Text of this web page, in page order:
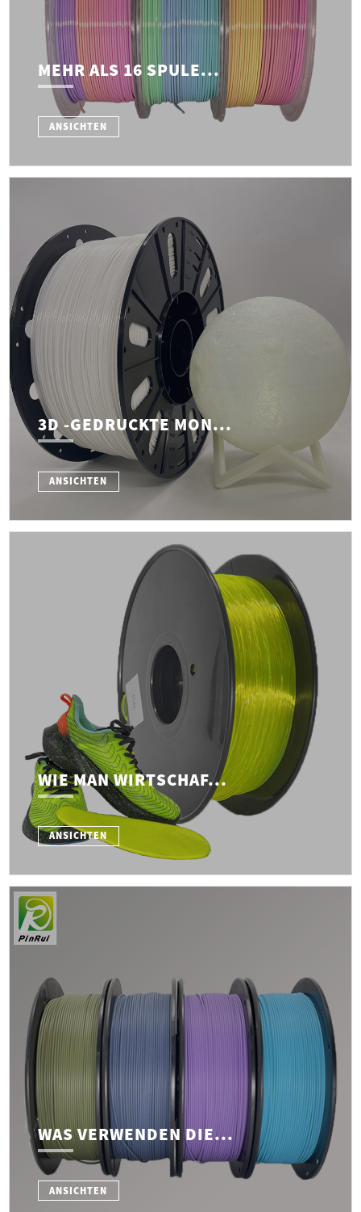
MEHR ALS 16 SPULE...
ANSICHTEN
3D -GEDRUCKTE MON...
ANSICHTEN
WIE MAN WIRTSCHAF...
ANSICHTEN
WAS VERWENDEN DIE...
ANSICHTEN